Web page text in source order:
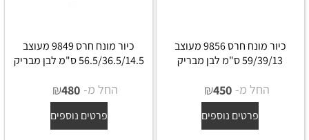
כיור מונח חרס 9856 מעוצב
59/39/13 ס"מ לבן מבריק
החל מ- ₪450
פרטים נוספים
כיור מונח חרס 9849 מעוצב
56.5/36.5/14.5 ס"מ לבן מבריק
החל מ- ₪480
פרטים נוספים